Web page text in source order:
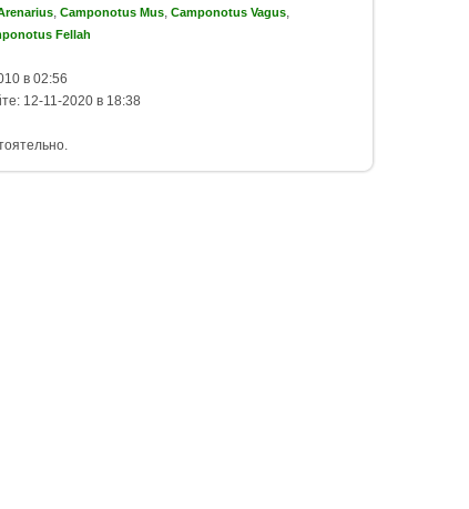
, Camponotus Mus, Camponotus Vagus,
Fellah
в 02:56
12-11-2020 в 18:38